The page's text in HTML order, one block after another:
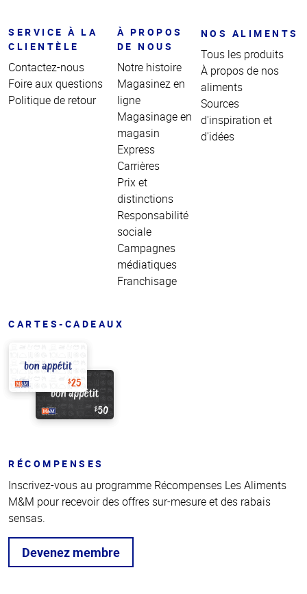
SERVICE À LA
CLIENTÈLE
Contactez-nous
Foire aux questions
Politique de retour
À PROPOS
DE NOUS
Notre histoire
Magasinez en
ligne
Magasinage en
magasin
Express
Carrières
Prix et
distinctions
Responsabilité
sociale
Campagnes
médiatiques
Franchisage
NOS ALIMENTS
Tous les produits
À propos de nos
aliments
Sources
d'inspiration et
d'idées
CARTES-CADEAUX
RÉCOMPENSES
Inscrivez-vous au programme Récompenses Les Aliments
M&M pour recevoir des offres sur-mesure et des rabais
sensas.
Devenez membre